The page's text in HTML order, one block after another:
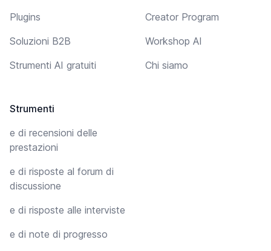
Plugins
Soluzioni B2B
Strumenti AI gratuiti
Strumenti
e di recensioni delle
prestazioni
e di risposte al forum di
discussione
e di risposte alle interviste
e di note di progresso
Creator Program
Workshop AI
Chi siamo